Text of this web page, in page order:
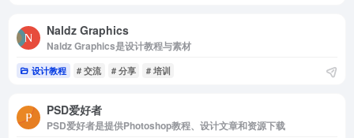
Naldz Graphics
Naldz Graphics是设计教程与素材
设计教程 # 交流 # 分享 # 培训
PSD爱好者
PSD爱好者是提供Photoshop教程、设计文章和资源下载